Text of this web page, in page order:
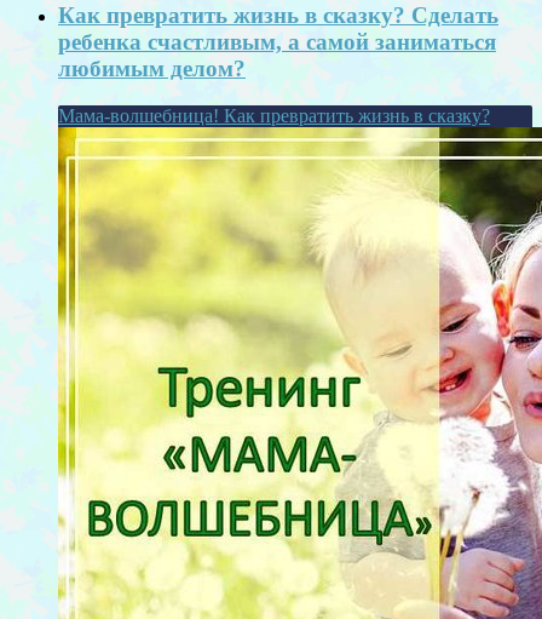
Как превратить жизнь в сказку? Сделать
ребенка счастливым, а самой заниматься
любимым делом?
Мама-волшебница! Как превратить жизнь в сказку?